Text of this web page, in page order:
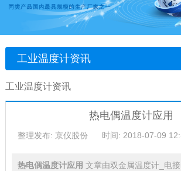
工业温度计资讯
工业温度计资讯
热电偶温度计应用
整理发布: 京仪股份 时间: 2018-07-09
热电偶温度计应用 文章由双金属温度计_电